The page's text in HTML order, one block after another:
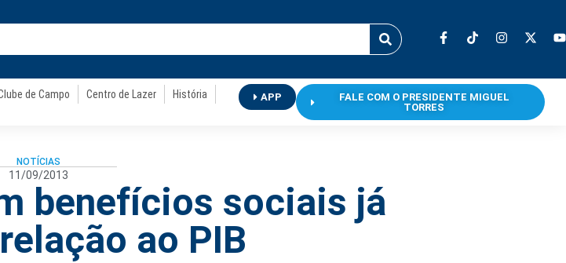
de Campo Centro de Lazer
História
APP
FALE COM O PRESIDENTE MIGUEL
TORRES
NOTÍCIAS
11/09/2013
benefícios sociais já
ao PIB